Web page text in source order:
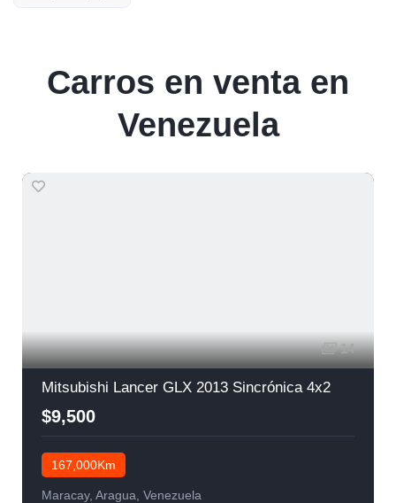
Carros en venta en
Venezuela
14
Mitsubishi Lancer GLX 2013 Sincrónica 4x2
$9,500
167,000Km
Maracay, Aragua, Venezuela